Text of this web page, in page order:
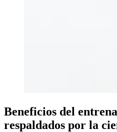
Beneficios del
respaldados por la